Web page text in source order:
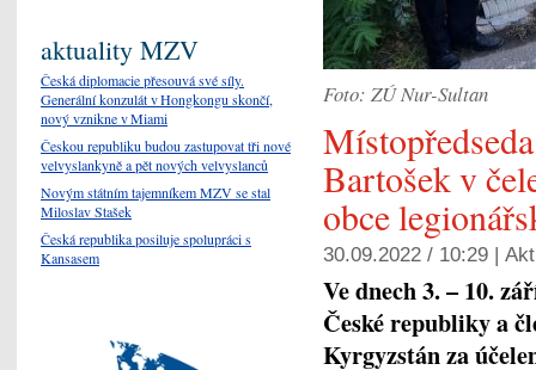
Foto: ZÚ Nur-Sultan
Bartošek v
obce
30.09.2022 / 10:29 |
Ve dnech 3. – 10.
České republiky a
Kyrgyzstán za
aktuality MZV
Česká diplomacie přesouvá své síly.
Generální konzulát v Hongkongu skončí,
nový vznikne v Miami
Českou republiku budou zastupovat tři nové
velvyslankyně a pět nových velvyslanců
Novým státním tajemníkem MZV se stal
Miloslav Stašek
Česká republika posiluje spolupráci s
Kansasem